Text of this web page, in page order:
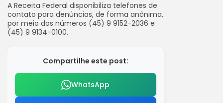
A Receita Federal disponibiliza telefones de
contato para denúncias, de forma anônima,
por meio dos números (45) 9 9152-2036 e
(45) 9 9134-0100.
Compartilhe este post:
WhatsApp